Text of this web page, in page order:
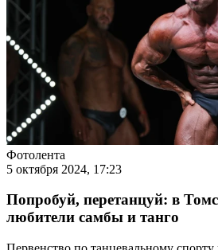
Фотолента
5 октября 2024, 17:23
Попробуй, перетанцуй: в
любители самбы и танго